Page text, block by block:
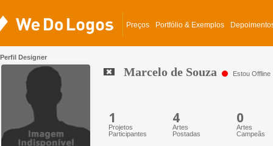
Preços Portfólio & Exemplos
Marcelo de Souza Estou Offline
Perfil Designer
1
Projetos
Participantes
4
Artes
Postadas
0
Artes
Campeãs